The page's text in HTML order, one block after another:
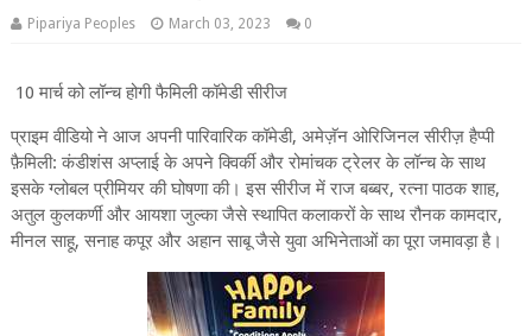
Pipariya Peoples March 03, 2023 0
10 मार्च को लॉन्च होगी फैमिली कॉमेडी सीरीज
प्राइम वीडियो ने आज अपनी पारिवारिक कॉमेडी, अमेज़ॅन ओरिजिनल सीरीज़ हैप्पी
फ़ैमिली: कंडीशंस अप्लाई के अपने क्विर्की और रोमांचक ट्रेलर के लॉन्च के साथ
इसके ग्लोबल प्रीमियर की घोषणा की। इस सीरीज में राज बब्बर, रत्ना पाठक शाह,
अतुल कुलकर्णी और आयशा जुल्का जैसे स्थापित कलाकरों के साथ रौनक कामदार,
मीनल साहू, सनाह कपूर और अहान साबू जैसे युवा अभिनेताओं का पूरा जमावड़ा है।